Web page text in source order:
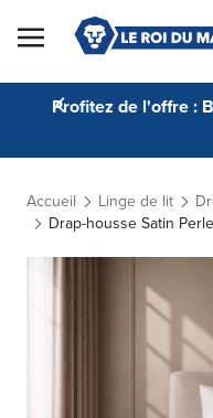
Skip to Content
Profitez de l'offre :
Accueil Linge de lit
Drap-housse Satin